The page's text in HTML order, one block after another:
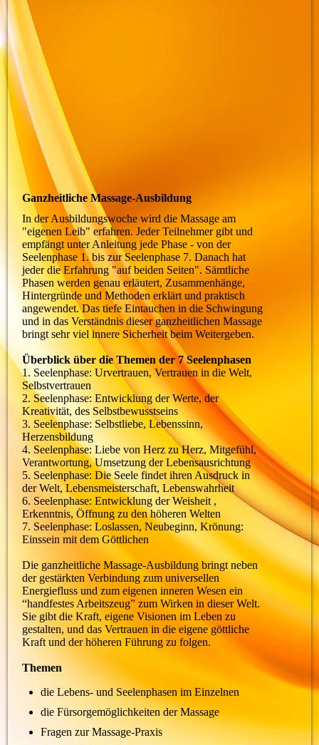
beaf_49064480_cm-y
Ganzheitliche Massage-Ausbildung
In der Ausbildungswoche wird die Massage am
"eigenen Leib" erfahren. Jeder Teilnehmer gibt und
empfängt unter Anleitung jede Phase - von der
Seelenphase 1. bis zur Seelenphase 7. Danach hat
jeder die Erfahrung "auf beiden Seiten". Sämtliche
Phasen werden genau erläutert, Zusammenhänge,
Hintergründe und Methoden erklärt und praktisch
angewendet. Das tiefe Eintauchen in die Schwingung
und in das Verständnis dieser ganzheitlichen Massage
bringt sehr viel innere Sicherheit beim Weitergeben.
Überblick über die Themen der 7 Seelenphasen
1. Seelenphase: Urvertrauen, Vertrauen in die Welt,
Selbstvertrauen
2. Seelenphase: Entwicklung der Werte, der
Kreativität, des Selbstbewusstseins
3. Seelenphase: Selbstliebe, Lebenssinn,
Herzensbildung
4. Seelenphase: Liebe von Herz zu Herz, Mitgefühl,
Verantwortung, Umsetzung der Lebensausrichtung
5. Seelenphase: Die Seele findet ihren Ausdruck in
der Welt, Lebensmeisterschaft, Lebenswahrheit
6. Seelenphase: Entwicklung der Weisheit ,
Erkenntnis, Öffnung zu den höheren Welten
7. Seelenphase: Loslassen, Neubeginn, Krönung:
Einssein mit dem Göttlichen
Die ganzheitliche Massage-Ausbildung bringt neben
der gestärkten Verbindung zum universellen
Energiefluss und zum eigenen inneren Wesen ein
“handfestes Arbeitszeug” zum Wirken in dieser Welt.
Sie gibt die Kraft, eigene Visionen im Leben zu
gestalten, und das Vertrauen in die eigene göttliche
Kraft und der höheren Führung zu folgen.
Themen
die Lebens- und Seelenphasen im Einzelnen
die Fürsorgemöglichkeiten der Massage
Fragen zur Massage-Praxis